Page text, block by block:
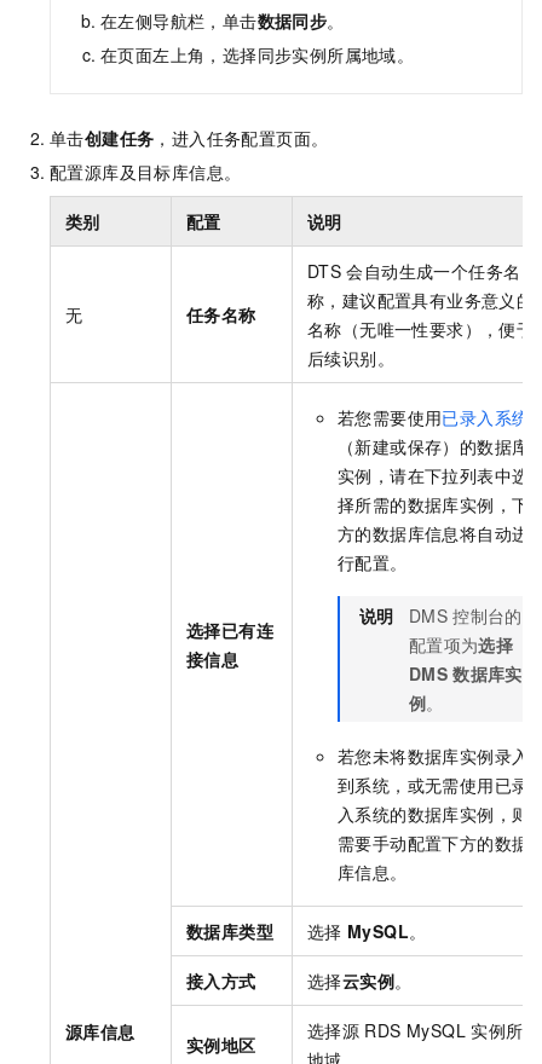
在左侧导航栏，单击数据同步。
在页面左上角，选择同步实例所属地域。
单击创建任务 ，进入任务配置页面。
配置源库及目标库信息。
类别 配置 说明
无 任务名称
DTS 会自动生成一个任务名
称，建议配置具有业务意义的
名称（无唯一性要求），便于
后续识别。
源库信息
选择已有连
接信息
若您需要使用已录入系统
（新建或保存）的数据库
实例，请在下拉列表中选
择所需的数据库实例，下
方的数据库信息将自动进
行配置。
说明 DMS 控制台的
配置项为选择
DMS 数据库实
例。
若您未将数据库实例录入
到系统，或无需使用已录
入系统的数据库实例，则
需要手动配置下方的数据
库信息。
数据库类型 选择 MySQL。
接入方式 选择云实例。
实例地区
选择源 RDS MySQL 实例所属
地域。